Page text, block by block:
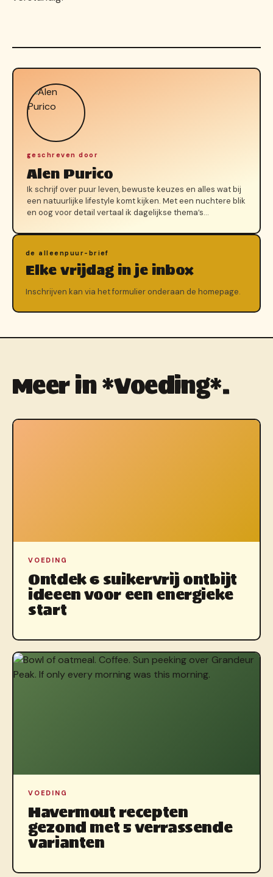
geschreven door
Alen Purico
Ik schrijf over puur leven, bewuste keuzes en alles wat bij
een natuurlijke lifestyle komt kijken. Met een nuchtere blik
en oog voor detail vertaal ik dagelijkse thema’s…
de alleenpuur-brief
Elke vrijdag in je inbox
Inschrijven kan via het formulier onderaan de homepage.
Meer in *Voeding*.
VOEDING
Ontdek 6 suikervrij ontbijt
ideeen voor een energieke
start
VOEDING
Havermout recepten
gezond met 5 verrassende
varianten